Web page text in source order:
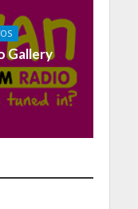
Gallery